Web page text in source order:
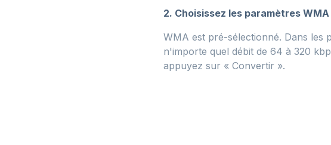
2. Choisissez les paramètres WMA
WMA est pré-sélectionné. Dans les
n'importe quel débit de 64 à 320
appuyez sur « Convertir ».